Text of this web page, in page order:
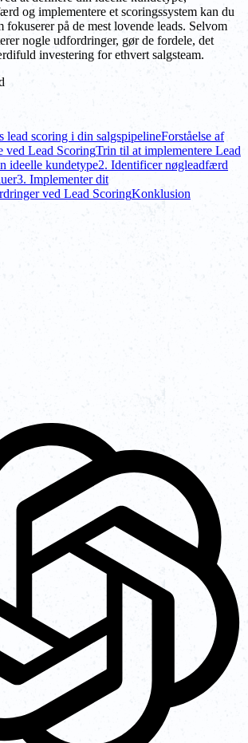
og implementere et scoringssystem kan du
fokuserer på de mest lovende leads. Selvom
nogle udfordringer, gør de fordele, det
investering for ethvert salgsteam.
lead scoring i din salgspipelineForståelse af
ved Lead ScoringTrin til at implementere Lead
ideelle kundetype2. Identificer nøgleadfærd
3. Implementer dit
ved Lead ScoringKonklusion